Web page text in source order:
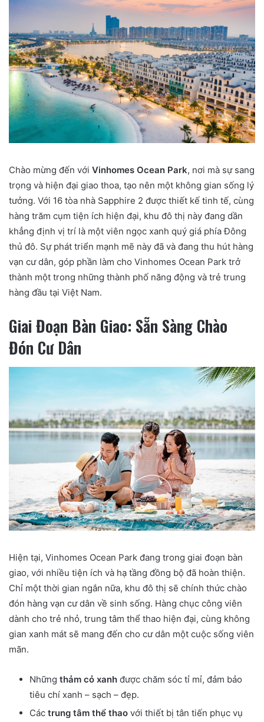
Chào mừng đến với Vinhomes Ocean Park, nơi mà sự sang
trọng và hiện đại giao thoa, tạo nên một không gian sống lý
tưởng. Với 16 tòa nhà Sapphire 2 được thiết kế tinh tế, cùng
hàng trăm cụm tiện ích hiện đại, khu đô thị này đang dần
khẳng định vị trí là một viên ngọc xanh quý giá phía Đông
thủ đô. Sự phát triển mạnh mẽ này đã và đang thu hút hàng
vạn cư dân, góp phần làm cho Vinhomes Ocean Park trở
thành một trong những thành phố năng động và trẻ trung
hàng đầu tại Việt Nam.
Giai Đoạn Bàn Giao: Sẵn Sàng Chào
Đón Cư Dân
Hiện tại, Vinhomes Ocean Park đang trong giai đoạn bàn
giao, với nhiều tiện ích và hạ tầng đồng bộ đã hoàn thiện.
Chỉ một thời gian ngắn nữa, khu đô thị sẽ chính thức chào
đón hàng vạn cư dân về sinh sống. Hàng chục công viên
dành cho trẻ nhỏ, trung tâm thể thao hiện đại, cùng không
gian xanh mát sẽ mang đến cho cư dân một cuộc sống viên
mãn.
Những thảm cỏ xanh được chăm sóc tỉ mỉ, đảm bảo
tiêu chí xanh – sạch – đẹp.
Các trung tâm thể thao với thiết bị tân tiến phục vụ